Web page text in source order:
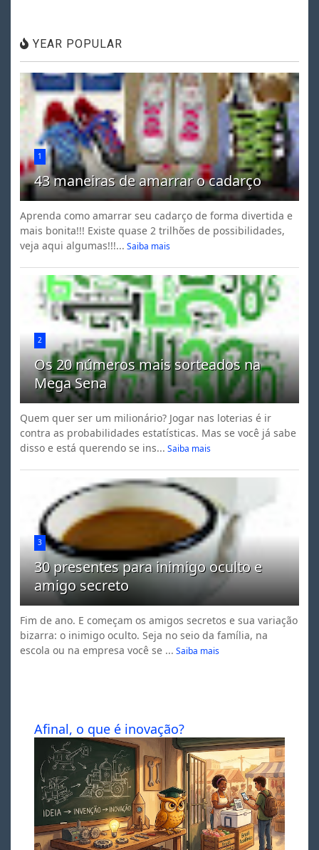
YEAR POPULAR
1
43 maneiras de amarrar o cadarço
Aprenda como amarrar seu cadarço de forma divertida e
mais bonita!!! Existe quase 2 trilhões de possibilidades,
veja aqui algumas!!!... Saiba mais
2
Os 20 números mais sorteados na
Mega Sena
Quem quer ser um milionário? Jogar nas loterias é ir
contra as probabilidades estatísticas. Mas se você já sabe
disso e está querendo se ins... Saiba mais
3
30 presentes para inimigo oculto e
amigo secreto
Fim de ano. E começam os amigos secretos e sua variação
bizarra: o inimigo oculto. Seja no seio da família, na
escola ou na empresa você se ... Saiba mais
Afinal, o que é inovação?